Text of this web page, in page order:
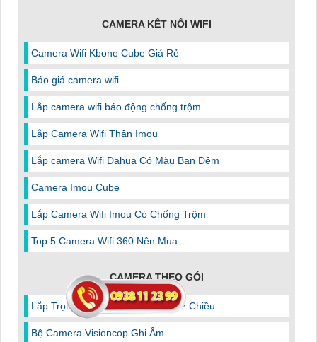
CAMERA KẾT NỐI WIFI
Camera Wifi Kbone Cube Giá Rẻ
Báo giá camera wifi
Lắp camera wifi báo động chống trộm
Lắp Camera Wifi Thân Imou
Lắp camera Wifi Dahua Có Màu Ban Đêm
Camera Imou Cube
Lắp Camera Wifi Imou Có Chống Trộm
Top 5 Camera Wifi 360 Nên Mua
CAMERA THEO GÓI
Lắp Trọn Bộ Camera Đàm Thoại 2 Chiều
Bộ Camera Visioncop Ghi Âm